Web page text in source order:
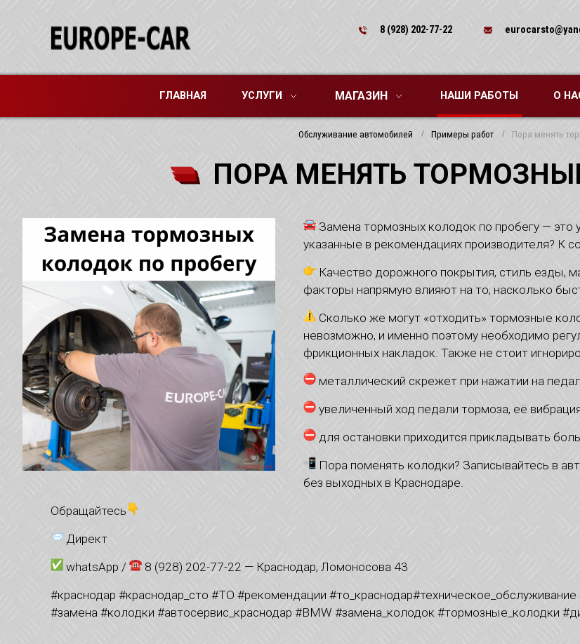
8 (928) 202-77-22
ГЛАВНАЯ УСЛУГИ МАГАЗИН НАШИ РАБОТЫ О
Обслуживание автомобилей Примеры работ Пора менять
ПОРА МЕНЯТЬ
Замена тормозных колодок по пробегу —
указанные в рекомендациях производителя? К
Качество дорожного покрытия, стиль езды,
факторы напрямую влияют на то, насколько
Сколько же могут «отходить» тормозные
невозможно, и именно поэтому необходимо
фрикционных накладок. Также не стоит
металлический скрежет при нажатии на
увеличенный ход педали тормоза, её
для остановки приходится прикладывать
Пора поменять колодки? Записывайтесь в
без выходных в Краснодаре.
Обращайтесь
Директ
whatsApp /
8 (928) 202-77-22 — Краснодар, Ломоносова 43
#краснодар #краснодар_сто #ТО #рекомендации #то_краснодар#техническое_ обслуживание
#замена #колодки #автосервис_краснодар #BMW #замена_колодок #тормозные_колодки